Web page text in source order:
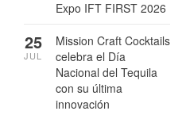
Expo IFT FIRST 2026
Mission Craft Cocktails
celebra el Día
Nacional del Tequila
con su última
innovación
25
JUL